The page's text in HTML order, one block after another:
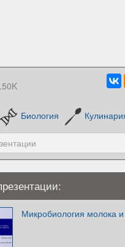
Биология
Микробиология молока